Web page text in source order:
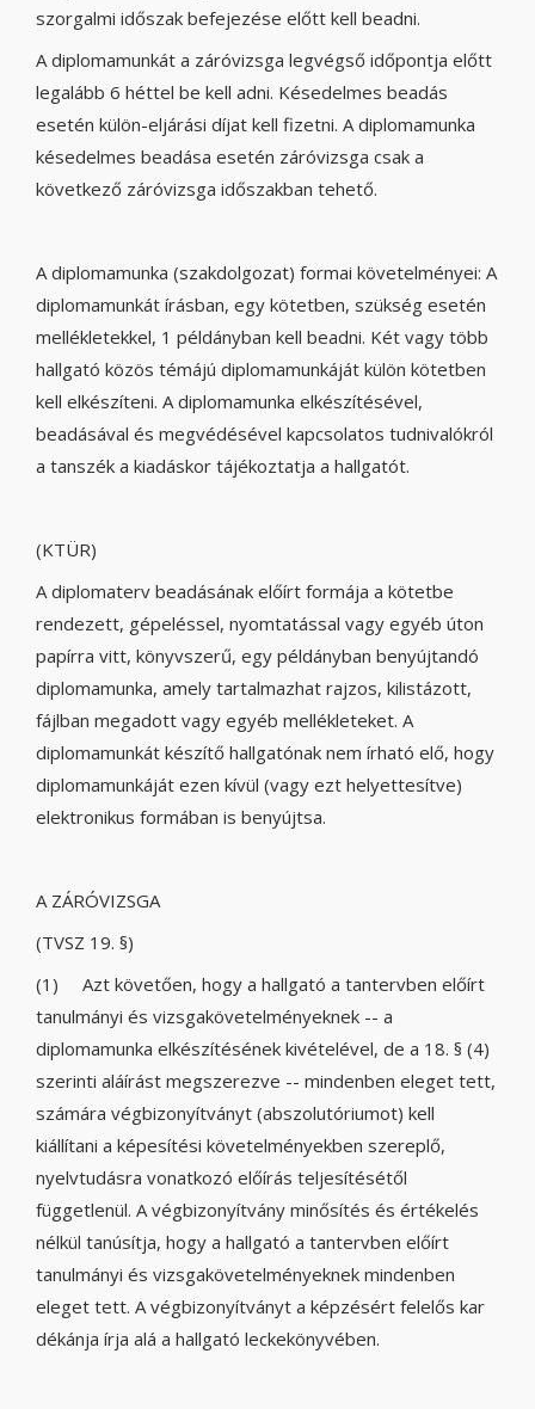
szorgalmi időszak befejezése előtt kell beadni.
A diplomamunkát a záróvizsga legvégső időpontja előtt
legalább 6 héttel be kell adni. Késedelmes beadás
esetén külön-eljárási díjat kell fizetni. A diplomamunka
késedelmes beadása esetén záróvizsga csak a
következő záróvizsga időszakban tehető.
A diplomamunka (szakdolgozat) formai követelményei: A
diplomamunkát írásban, egy kötetben, szükség esetén
mellékletekkel, 1 példányban kell beadni. Két vagy több
hallgató közös témájú diplomamunkáját külön kötetben
kell elkészíteni. A diplomamunka elkészítésével,
beadásával és megvédésével kapcsolatos tudnivalókról
a tanszék a kiadáskor tájékoztatja a hallgatót.
(KTÜR)
A diplomaterv beadásának előírt formája a kötetbe
rendezett, gépeléssel, nyomtatással vagy egyéb úton
papírra vitt, könyvszerű, egy példányban benyújtandó
diplomamunka, amely tartalmazhat rajzos, kilistázott,
fájlban megadott vagy egyéb mellékleteket. A
diplomamunkát készítő hallgatónak nem írható elő, hogy
diplomamunkáját ezen kívül (vagy ezt helyettesítve)
elektronikus formában is benyújtsa.
A ZÁRÓVIZSGA
(TVSZ 19. §)
(1) Azt követően, hogy a hallgató a tantervben előírt
tanulmányi és vizsgakövetelményeknek -- a
diplomamunka elkészítésének kivételével, de a 18. § (4)
szerinti aláírást megszerezve -- mindenben eleget tett,
számára végbizonyítványt (abszolutóriumot) kell
kiállítani a képesítési követelményekben szereplő,
nyelvtudásra vonatkozó előírás teljesítésétől
függetlenül. A végbizonyítvány minősítés és értékelés
nélkül tanúsítja, hogy a hallgató a tantervben előírt
tanulmányi és vizsgakövetelményeknek mindenben
eleget tett. A végbizonyítványt a képzésért felelős kar
dékánja írja alá a hallgató leckekönyvében.